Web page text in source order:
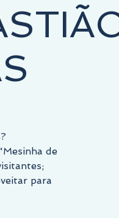
de
para